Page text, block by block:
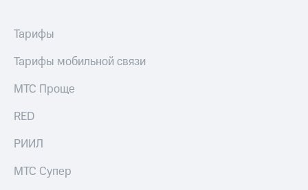
Тарифы
Тарифы мобильной связи
МТС Проще
RED
РИИЛ
МТС Супер